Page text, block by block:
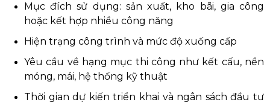
Mục đích sử dụng: sản xuất, kho bãi, gia công
hoặc kết hợp nhiều công năng
Hiện trạng công trình và mức độ xuống cấp
Yêu cầu về hạng mục thi công như kết cấu, nền
móng, mái, hệ thống kỹ thuật
Thời gian dự kiến triển khai và ngân sách đầu tư